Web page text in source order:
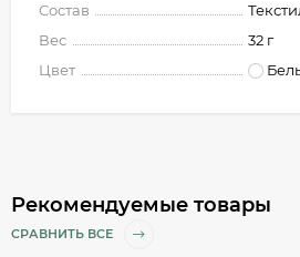
Состав
Вес
32 г
Цвет
Рекомендуемые товары
СРАВНИТЬ ВСЕ